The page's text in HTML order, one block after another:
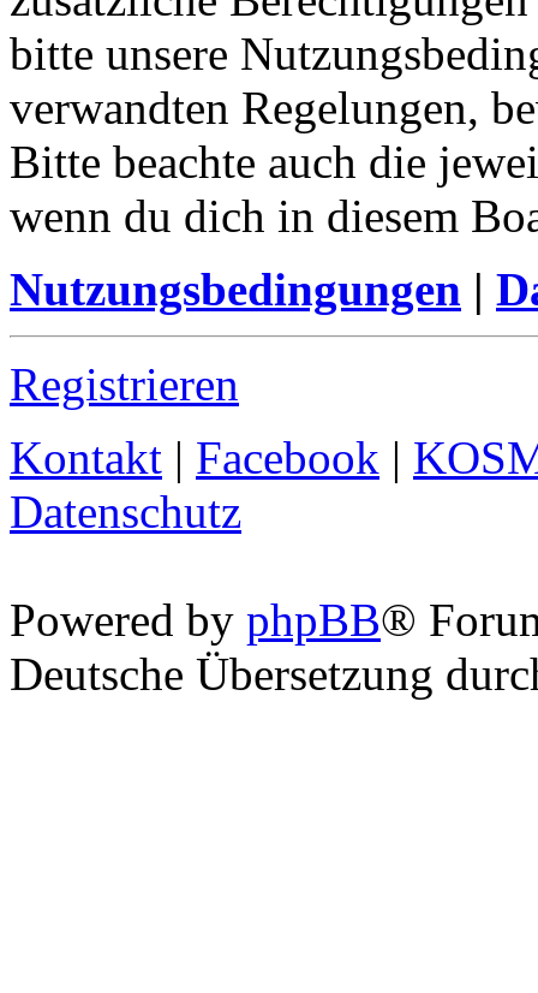
bitte unsere
verwandten Regelungen,
Bitte beachte auch die
wenn du dich in diesem
Nutzungsbedingungen |
Registrieren
Kontakt | Facebook |
Datenschutz
Powered by phpBB®
Deutsche Übersetzung